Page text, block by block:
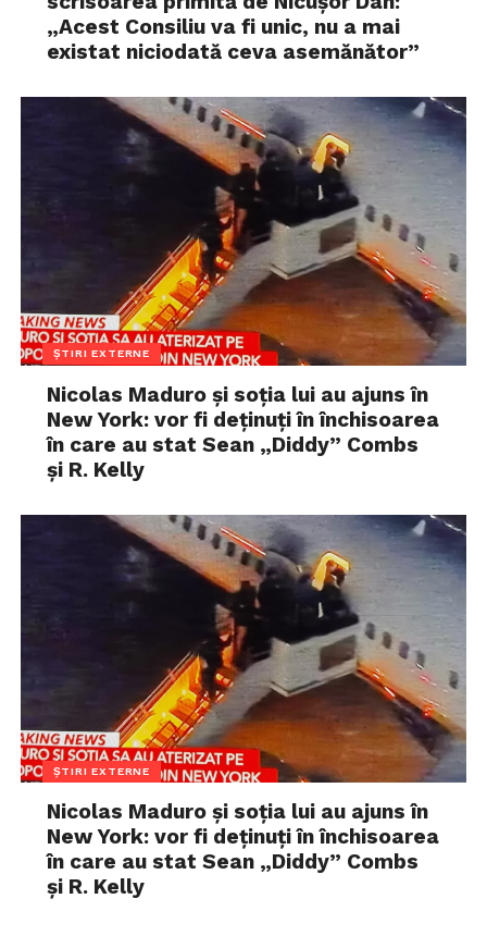
„Acest Consiliu va fi unic, nu a mai
existat niciodată ceva asemănător”
ȘTIRI EXTERNE
Nicolas Maduro și soția lui au ajuns în
New York: vor fi deținuți în închisoarea
în care au stat Sean „Diddy” Combs
și R. Kelly
ȘTIRI EXTERNE
Nicolas Maduro și soția lui au ajuns în
New York: vor fi deținuți în închisoarea
în care au stat Sean „Diddy” Combs
și R. Kelly